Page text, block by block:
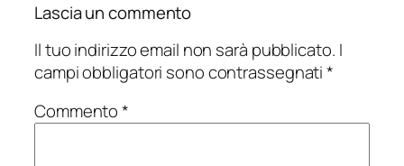
Lascia un commento
Il tuo indirizzo email non sarà pubblicato. I
campi obbligatori sono contrassegnati*
Commento*